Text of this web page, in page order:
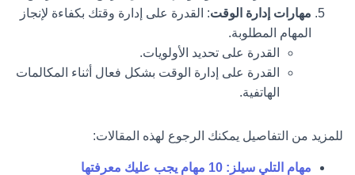
مهارات إدارة الوقت: القدرة على إدارة وقتك بكفاءة لإنجاز
المهام المطلوبة.
القدرة على تحديد الأولويات.
القدرة على إدارة الوقت بشكل فعال أثناء المكالمات
الهاتفية.
للمزيد من التفاصيل يمكنك الرجوع لهذه المقالات:
مهام التلي سيلز: 10 مهام يجب عليك معرفتها